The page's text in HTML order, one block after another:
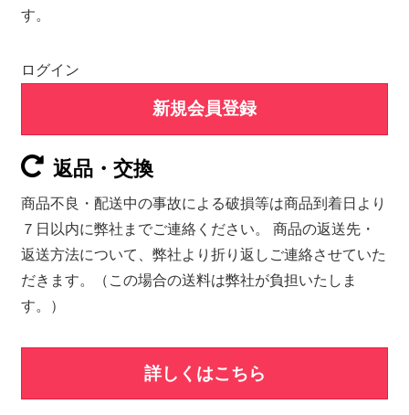
す。
ログイン
新規会員登録
返品・交換
商品不良・配送中の事故による破損等は商品到着日より
７日以内に弊社までご連絡ください。 商品の返送先・
返送方法について、弊社より折り返しご連絡させていた
だきます。（この場合の送料は弊社が負担いたしま
す。）
詳しくはこちら